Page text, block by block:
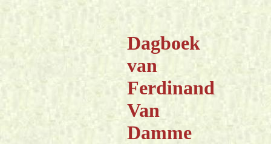
Dagboek
van
Ferdinand
Van
Damme